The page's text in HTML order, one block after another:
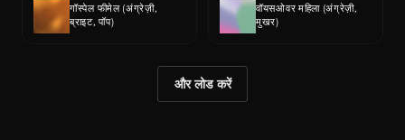
गॉस्पेल फीमेल (अंग्रेज़ी,
ब्राइट, पॉप)
वॉयसओवर महिला (अंग्रेज़ी,
मुखर)
और लोड करें